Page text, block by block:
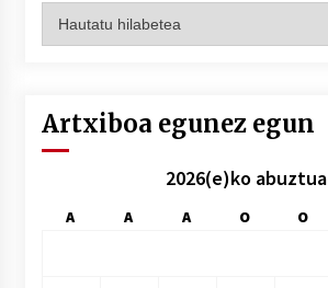
hilez
Artxiboa egunez egun
2026(e)ko abuztua
A A A O O